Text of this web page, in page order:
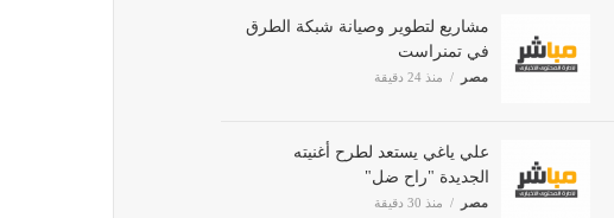
في تمنراست
مصر منذ 24 دقيقة
علي ياغي يستعد لطرح أغنيته
الجديدة "راح ضل"
مصر منذ 30 دقيقة